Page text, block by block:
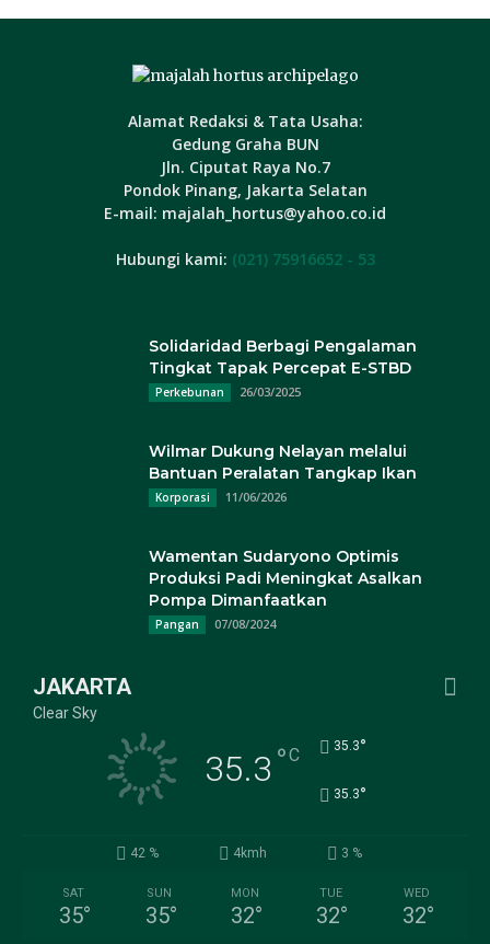
Alamat Redaksi & Tata Usaha:
Gedung Graha BUN
Jln. Ciputat Raya No.7
Pondok Pinang, Jakarta Selatan
E-mail: majalah_hortus@yahoo.co.id
Hubungi kami: (021) 75916652 - 53
Solidaridad Berbagi Pengalaman
Tingkat Tapak Percepat E-STBD
Perkebunan 26/03/2025
Wilmar Dukung Nelayan melalui
Bantuan Peralatan Tangkap Ikan
Korporasi 11/06/2026
Wamentan Sudaryono Optimis
Produksi Padi Meningkat Asalkan
Pompa Dimanfaatkan
Pangan 07/08/2024
JAKARTA
Clear Sky
35.3 °C 35.3°
35.3°
42 % 4kmh 3 %
SAT
35°
SUN
35°
MON
32°
TUE
32°
WED
32°